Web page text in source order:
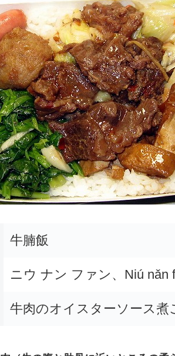
牛腩飯
ニウ ナン ファン、Niú nǎn
牛肉のオイスターソース煮